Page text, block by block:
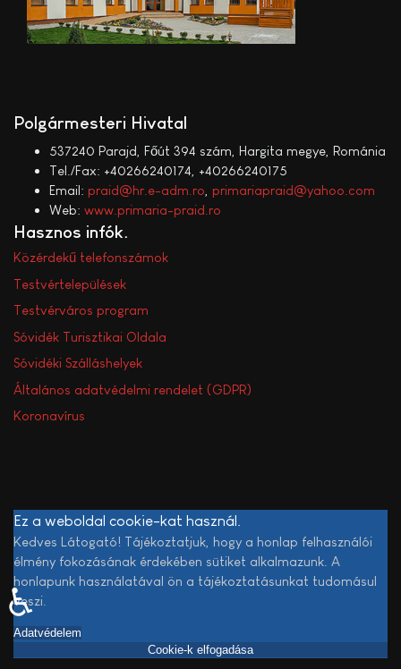
Polgármesteri Hivatal
537240 Parajd, Főút 394 szám, Hargita megye, Románia
Tel./Fax: +40266240174, +40266240175
Email: praid@hr.e-adm.ro primariapraid@yahoo.com
Web: www.primaria-praid.ro
Hasznos infók
Közérdekű telefonszámok
Testvértelepülések
Testvérváros program
Sóvidék Turisztikai Oldala
Sóvidéki Szálláshelyek
Általános adatvédelmi rendelet (GDPR)
Koronavírus
Ez a weboldal cookie-kat használ.
Kedves Látogató! Tájékoztatjuk, hogy a honlap felhasználói
élmény fokozásának érdekében sütiket alkalmazunk. A
honlapunk használatával ön a tájékoztatásunkat tudomásul
veszi.
Adatvédelem
Cookie-k elfogadása